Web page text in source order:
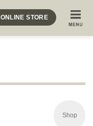
ONLINE STORE
Shop